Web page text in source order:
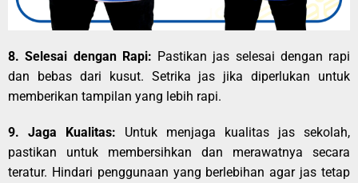
8. Selesai dengan Rapi: Pastikan jas selesai dengan rapi
dan bebas dari kusut. Setrika jas jika diperlukan untuk
memberikan tampilan yang lebih rapi.
9. Jaga Kualitas: Untuk menjaga kualitas jas sekolah,
pastikan untuk membersihkan dan merawatnya secara
teratur. Hindari penggunaan yang berlebihan agar jas tetap